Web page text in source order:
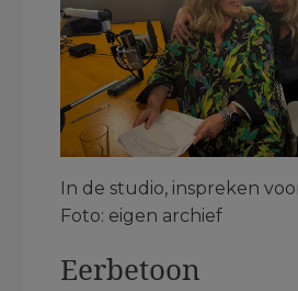
In de studio, inspreken
Foto: eigen archief
Eerbetoon